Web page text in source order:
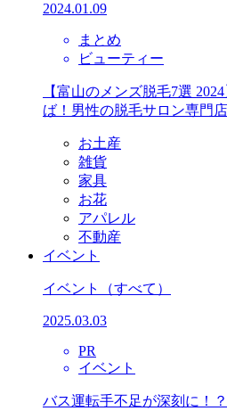
2024.01.09
まとめ
ビューティー
【富山のメンズ脱毛7選
ば！男性の脱毛サロン専門
お土産
雑貨
家具
お花
アパレル
不動産
イベント
イベント （すべて）
2025.03.03
PR
イベント
バス運転手不足が深刻に！